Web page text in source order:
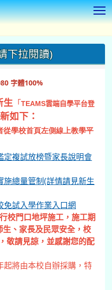
下拉閱讀)
字體100%
生 「 TEAMS雲端自學平台登
如下：
從學校首頁左側線上教學平
定複試放榜暨家長說明會
總量管制(詳情請見新生
免試入學作業入口網
校門口地坪施工，施工期
、家長及民眾安全，校
敬請見諒，並感謝您的配
將由本校自辦採購，特